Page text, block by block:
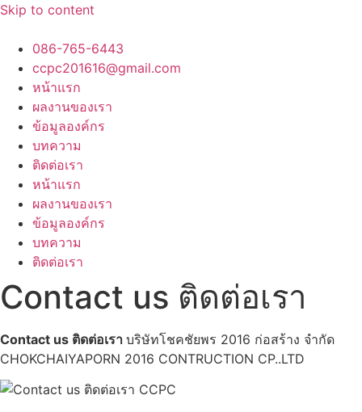
Skip to content
086-765-6443
ccpc201616@gmail.com
หน้าแรก
ผลงานของเรา
ข้อมูลองค์กร
บทความ
ติดต่อเรา
หน้าแรก
ผลงานของเรา
ข้อมูลองค์กร
บทความ
ติดต่อเรา
Contact us ติดต่อเรา
Contact us ติดต่อเรา บริษัทโชคชัยพร 2016 ก่อสร้าง จำกัด
CHOKCHAIYAPORN 2016 CONTRUCTION CP..LTD